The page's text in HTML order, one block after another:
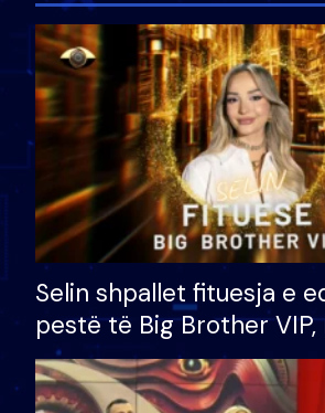
Selin shpallet fituesja e
pestë të Big Brother
çmimin e madh prej 100